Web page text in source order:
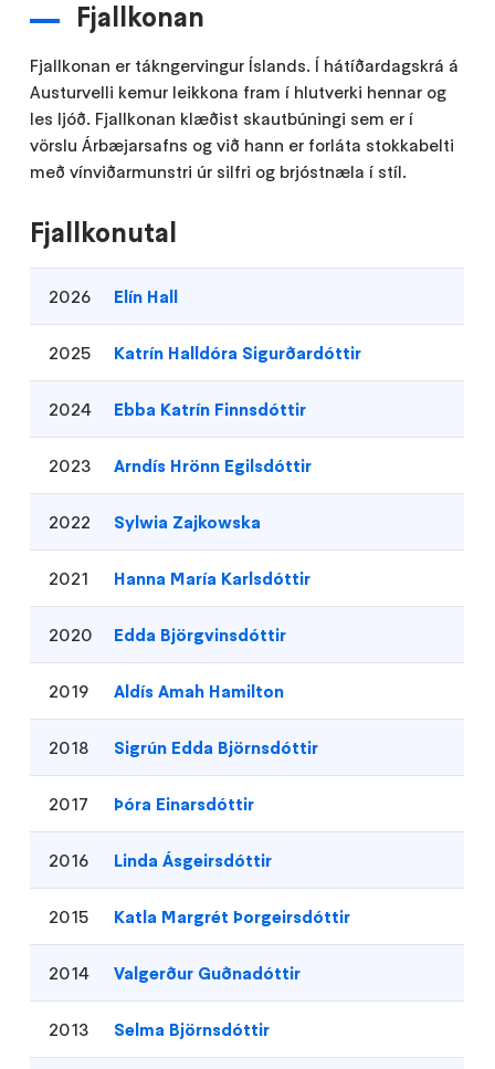
Fjallkonan
Fjallkonan er tákngervingur Íslands. Í hátíðardagskrá á
Austurvelli kemur leikkona fram í hlutverki hennar og
les ljóð. Fjallkonan klæðist skautbúningi sem er í
vörslu Árbæjarsafns og við hann er forláta stokkabelti
með vínviðarmunstri úr silfri og brjóstnæla í stíl.
Fjallkonutal
2026 Elín Hall
2025 Katrín Halldóra Sigurðardóttir
2024 Ebba Katrín Finnsdóttir
2023 Arndís Hrönn Egilsdóttir
2022 Sylwia Zajkowska
2021 Hanna María Karlsdóttir
2020 Edda Björgvinsdóttir
2019 Aldís Amah Hamilton
2018 Sigrún Edda Björnsdóttir
2017 Þóra Einarsdóttir
2016 Linda Ásgeirsdóttir
2015 Katla Margrét Þorgeirsdóttir
2014 Valgerður Guðnadóttir
2013 Selma Björnsdóttir